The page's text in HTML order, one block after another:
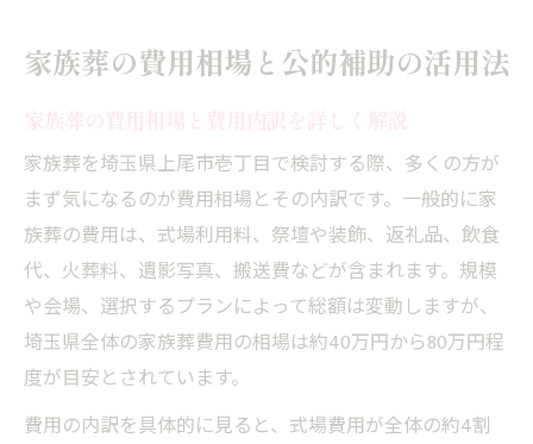
家族葬の費用相場と公的補助の活用法
家族葬を埼玉県上尾市壱丁目で検討する際、多くの方が
まず気になるのが費用相場とその内訳です。一般的に家
族葬の費用は、式場利用料、祭壇や装飾、返礼品、飲食
代、火葬料、遺影写真、搬送費などが含まれます。規模
や会場、選択するプランによって総額は変動しますが、
埼玉県全体の家族葬費用の相場は約40万円から80万円程
度が目安とされています。
費用の内訳を具体的に見ると、式場費用が全体の約4割